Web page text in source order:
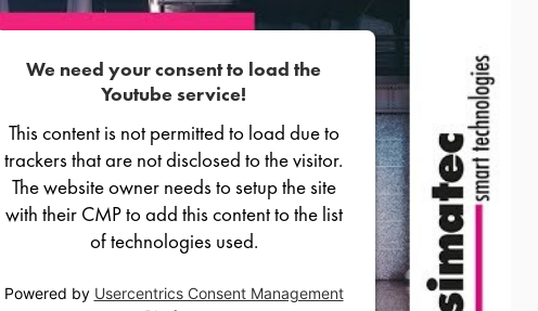
We need your consent to load the
Youtube service!
This content is not permitted to load due to
trackers that are not disclosed to the visitor.
The website owner needs to setup the site
with their CMP to add this content to the list
of technologies used.
Powered by Usercentrics Consent Management